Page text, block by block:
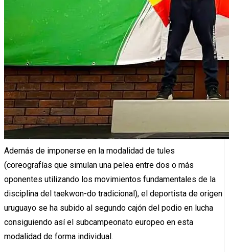
Además de imponerse en la modalidad de tules
(coreografías que simulan una pelea entre dos o más
oponentes utilizando los movimientos fundamentales de la
disciplina del taekwon-do tradicional), el deportista de origen
uruguayo se ha subido al segundo cajón del podio en lucha
consiguiendo así el subcampeonato europeo en esta
modalidad de forma individual.